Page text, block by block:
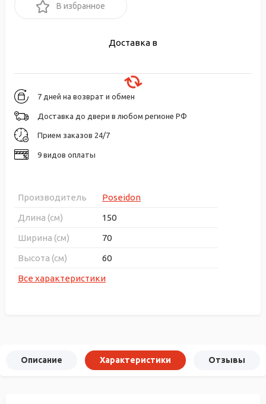
В избранное
Доставка в
7 дней на возврат и обмен
Доставка до двери в любом регионе РФ
Прием заказов 24/7
9 видов оплаты
Производитель
Poseidon
Длина (см)
150
Ширина (см)
70
Высота (см)
60
Все характеристики
Описание Характеристики Отзывы